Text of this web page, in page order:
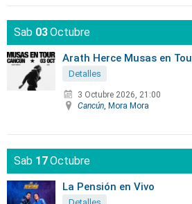
Sab 03Octubre
Arath Herce Musas en
Detalles
3 Octubre 2026, 21:00
Cancún , Mora Mora
Sab 17Octubre
La Pensión en Vivo